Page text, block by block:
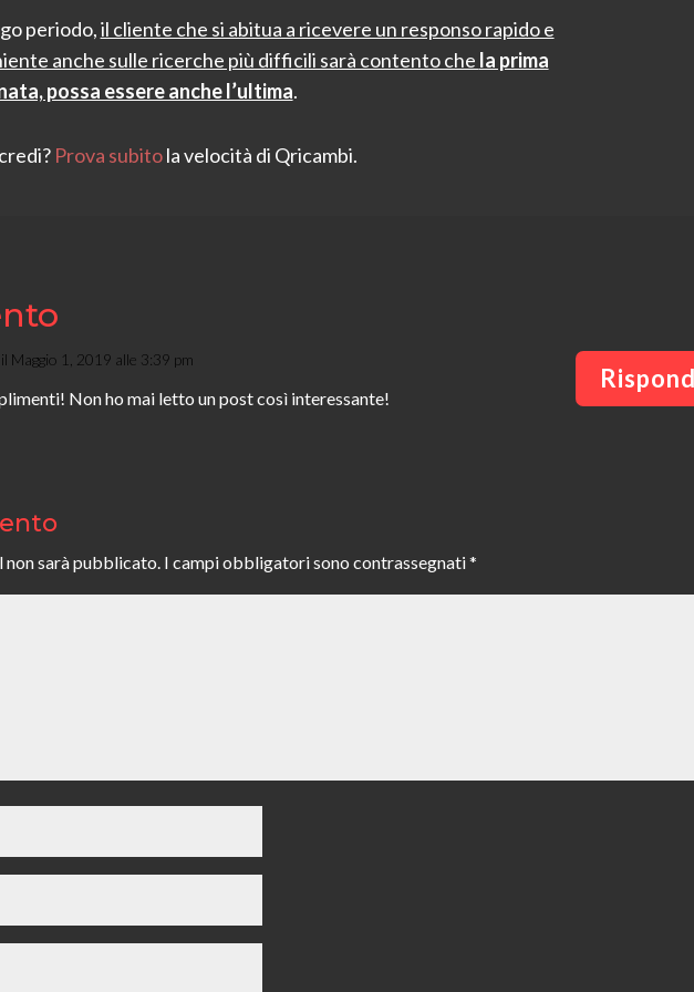
periodo,il cliente che si abitua a ricevere un responso rapido e
anche sulle ricerche più difficili sarà contento che la prima
possa essere anche l’ultima.
Prova subitola velocità di Qricambi.
il Maggio 1, 2019 alle 3:39 pm
Non ho mai letto un post così interessante!
sarà pubblicato. I campi obbligatori sono contrassegnati*